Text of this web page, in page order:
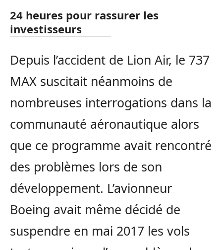
24 heures pour rassurer les
investisseurs
Depuis l’accident de Lion Air, le 737
MAX suscitait néanmoins de
nombreuses interrogations dans la
communauté aéronautique alors
que ce programme avait rencontré
des problèmes lors de son
développement. L’avionneur
Boeing avait même décidé de
suspendre en mai 2017 les vols